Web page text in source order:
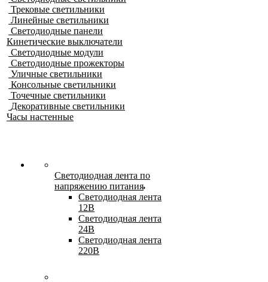
Трековые светильники
Линейные светильники
Светодиодные панели
Кинетические выключатели
Светодиодные модули
Светодиодные прожекторы
Уличные светильники
Консольные светильники
Точечные светильники
Декоративные светильники
Часы настенные
Светодиодная лента по
напряжению питания
Светодиодная лента
12В
Светодиодная лента
24В
Светодиодная лента
220В